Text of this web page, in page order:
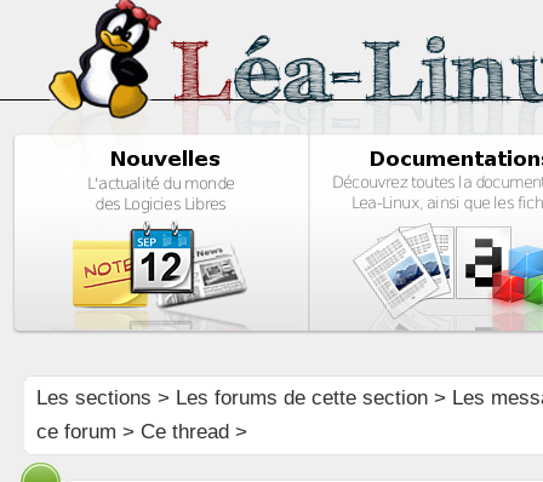
Les sections > Les forums de cette section> Les
ce forum > Ce thread >